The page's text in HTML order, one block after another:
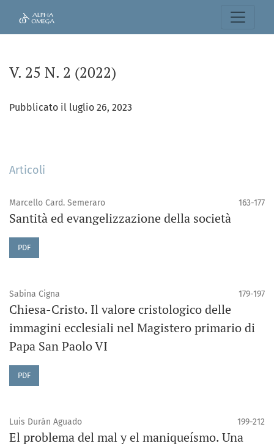
V. 25 N. 2 (2022)
Pubblicato il luglio 26, 2023
Articoli
Marcello Card. Semeraro 163-177
Santità ed evangelizzazione della società
PDF
Sabina Cigna 179-197
Chiesa-Cristo. Il valore cristologico delle
immagini ecclesiali nel Magistero primario di
Papa San Paolo VI
PDF
Luis Durán Aguado 199-212
El problema del mal y el maniqueísmo. Una